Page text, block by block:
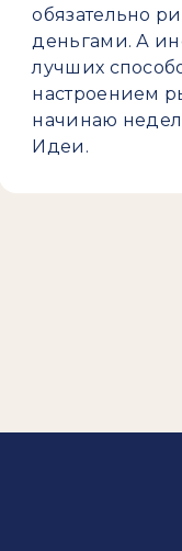
обязательно
деньгами. А
лучших
настроением
начинаю
Идеи.